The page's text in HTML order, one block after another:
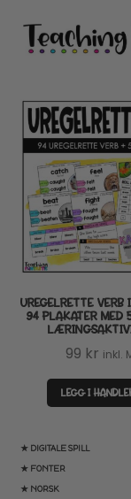
Hopp
til
Hopp
til
MIN KONTO
GRATIS
BUTIKK
LISENSER
TIPSHJØRNET
★ DIGITALE SPILL
★ FONTER
★ NORSK
UREGELRETTE
94 PLAKATER MED
99 kr inkl.
LEGG I